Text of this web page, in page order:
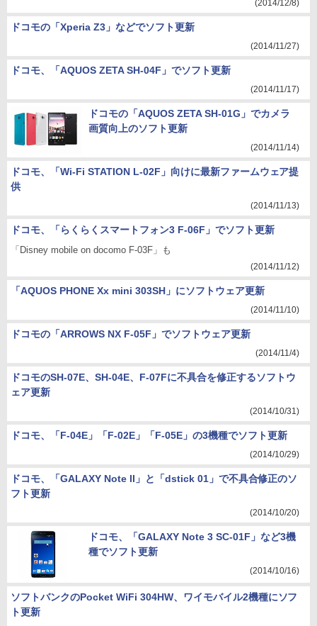
(2014/12/8)
ドコモの「Xperia Z3」などでソフト更新
(2014/11/27)
ドコモ、「AQUOS ZETA SH-04F」でソフト更新
(2014/11/17)
ドコモの「AQUOS ZETA SH-01G」でカメラ
画質向上のソフト更新
(2014/11/14)
ドコモ、「Wi-Fi STATION L-02F」向けに最新ファームウェア提
供
(2014/11/13)
ドコモ、「らくらくスマートフォン3 F-06F」でソフト更新
「Disney mobile on docomo F-03F」も
(2014/11/12)
「AQUOS PHONE Xx mini 303SH」にソフトウェア更新
(2014/11/10)
ドコモの「ARROWS NX F-05F」でソフトウェア更新
(2014/11/4)
ドコモのSH-07E、SH-04E、F-07Fに不具合を修正するソフトウ
ェア更新
(2014/10/31)
ドコモ、「F-04E」「F-02E」「F-05E」の3機種でソフト更新
(2014/10/29)
ドコモ、「GALAXY Note II」と「dstick 01」で不具合修正のソ
フト更新
(2014/10/20)
ドコモ、「GALAXY Note 3 SC-01F」など3機
種でソフト更新
(2014/10/16)
ソフトバンクのPocket WiFi 304HW、ワイモバイル2機種にソフ
ト更新